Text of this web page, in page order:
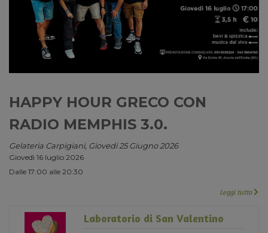
HAPPY HOUR GRECO CON
RADIO MEMPHIS 3.0.
Gelateria Carpigiani, Giovedi 25 Giugno 2026
Giovedì 16 luglio 2026
Dalle 17:00 alle 20:30
Leggi tutto
Laboratorio di San Valentino